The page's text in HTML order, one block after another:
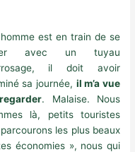
est en train de se
avec un tuyau
il doit avoir
sa journée, il m’a vue
. Malaise. Nous
là, petits touristes
les plus beaux
économies », nous qui